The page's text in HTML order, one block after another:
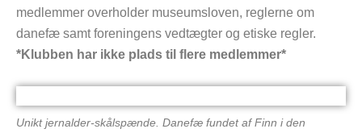
Unikt jernalder-skålspænde. Danefæ fundet af Finn i den
medlemmer overholder museumsloven, reglerne om
danefæ samt foreningens vedtægter og etiske regler.
*Klubben har ikke plads til flere medlemmer*